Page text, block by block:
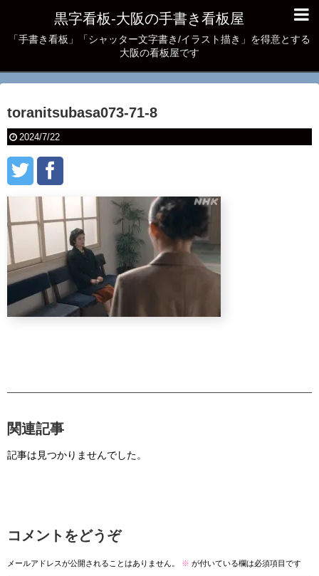
黒字看板‐大阪の手書き看板屋
「手書き看板」「シャッター文字書き/イラスト描き」を得意とする
大阪の看板屋です
toranitsubasa073-71-8
2024/7/22
関連記事
記事は見つかりませんでした。
コメントをどうぞ
メールアドレスが公開されることはありません。 ※ が付いている欄は必須項目です